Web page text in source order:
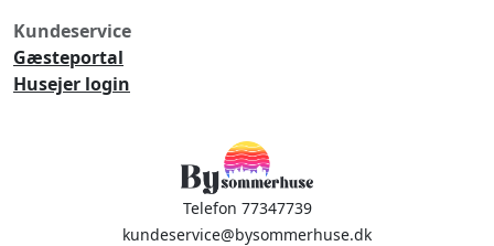
Kundeservice
Gæsteportal
Husejer login
Telefon 77347739
kundeservice@bysommerhuse.dk